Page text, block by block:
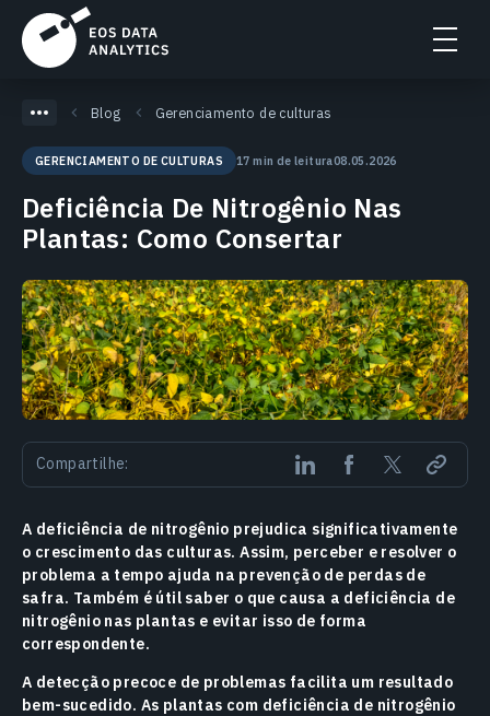
Blog Gerenciamento de culturas
GERENCIAMENTO DE CULTURAS 17 min de leitura08.05.2026
Deficiência De Nitrogênio Nas
Plantas: Como Consertar
Compartilhe:
A deficiência de nitrogênio prejudica significativamente
o crescimento das culturas. Assim, perceber e resolver o
problema a tempo ajuda na prevenção de perdas de
safra. Também é útil saber o que causa a deficiência de
nitrogênio nas plantas e evitar isso de forma
correspondente.
A detecção precoce de problemas facilita um resultado
bem-sucedido. As plantas com deficiência de nitrogênio